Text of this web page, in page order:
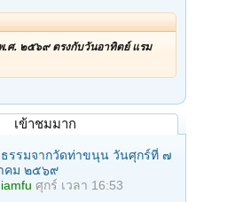
.ศ. ๒๕๖๙ ตรงกับวันอาทิตย์ แรม
เข้าชมมาก
ธรรมจากวัดท่าขนุน วันศุกร์ที่ ๗
คม ๒๕๖๙
iamfu ศุกร์ เวลา 16:53